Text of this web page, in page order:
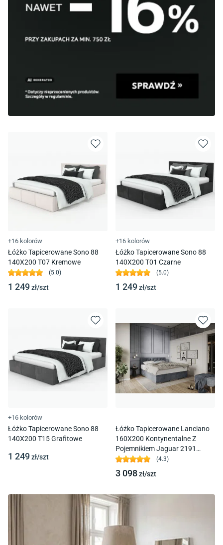
+16 kolorów
Łóżko Tapicerowane Sono 88
140X200 T07 Kremowe
(5.0)
1 249zł/szt
+16 kolorów
Łóżko Tapicerowane Sono 88
140X200 T01 Czarne
(5.0)
1 249zł/szt
+16 kolorów
Łóżko Tapicerowane Sono 88
140X200 T15 Grafitowe
1 249zł/szt
Łóżko Tapicerowane Lanciano
160X200 Kontynentalne Z
Pojemnikiem Jaguar 2191
Grafitowe
(4.3)
3 098zł/szt